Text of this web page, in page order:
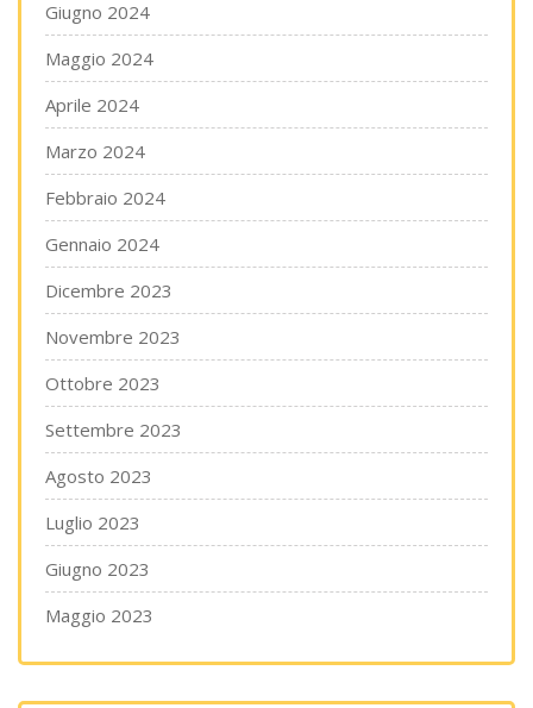
Giugno 2024
Maggio 2024
Aprile 2024
Marzo 2024
Febbraio 2024
Gennaio 2024
Dicembre 2023
Novembre 2023
Ottobre 2023
Settembre 2023
Agosto 2023
Luglio 2023
Giugno 2023
Maggio 2023